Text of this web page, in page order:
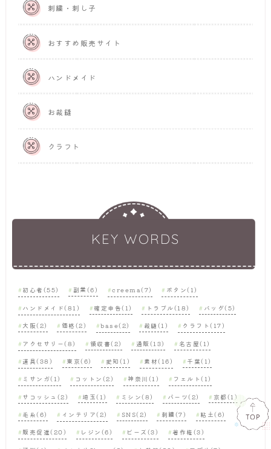
刺繍・刺し子
おすすめ販売サイト
ハンドメイド
お裁縫
クラフト
KEY WORDS
初心者(55) 副業(6) creema(7) ボタン(1)
ハンドメイド(81) 確定申告(1) トラブル(18) バッグ(5)
大阪(2) 価格(2) base(2) 裁縫(1) クラフト(17)
アクセサリー(8) 領収書(2) 通販(13) 名古屋(1)
道具(38) 東京(6) 愛知(1) 素材(16) 千葉(1)
ミサンガ(1) コットン(2) 神奈川(1) フェルト(1)
サコッシュ(2) 埼玉(1) ミシン(8) パーツ(2) 京都(1)
毛糸(6) インテリア(2) SNS(2) 刺繍(7) 粘土(6)
販売促進(20) レジン(6) ビーズ(3) 著作権(3)